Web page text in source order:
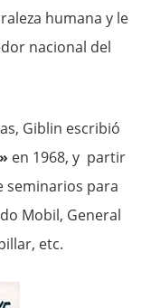
humana y le
nacional del
Giblin escribió
en 1968, y partir
seminarios para
Mobil, General
etc.